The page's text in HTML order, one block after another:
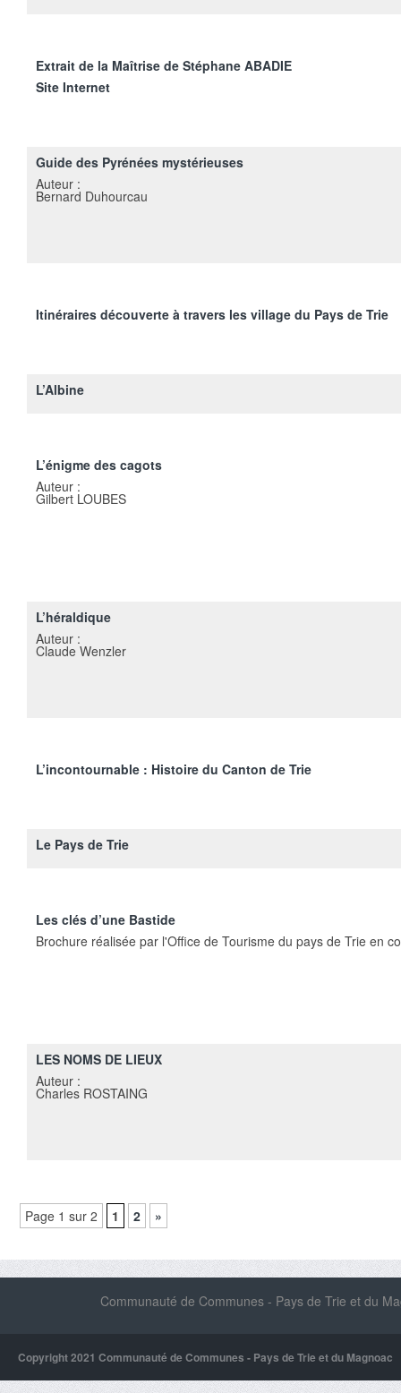
Extrait de la Maîtrise de Stéphane ABADIE
Site Internet
Guide des Pyrénées mystérieuses
Auteur :
Bernard Duhourcau
Itinéraires découverte à travers les village du Pays de Trie
L’Albine
L’énigme des cagots
Auteur :
Gilbert LOUBES
L’héraldique
Auteur :
Claude Wenzler
L’incontournable : Histoire du Canton de Trie
Le Pays de Trie
Les clés d’une Bastide
Brochure réalisée par l'Office de Tourisme du pays de Trie en
LES NOMS DE LIEUX
Auteur :
Charles ROSTAING
Page 1 sur 2 1 2 »
Communauté de Communes - Pays de Trie et du
Copyright 2021 Communauté de Communes - Pays de Trie et du Magnoac